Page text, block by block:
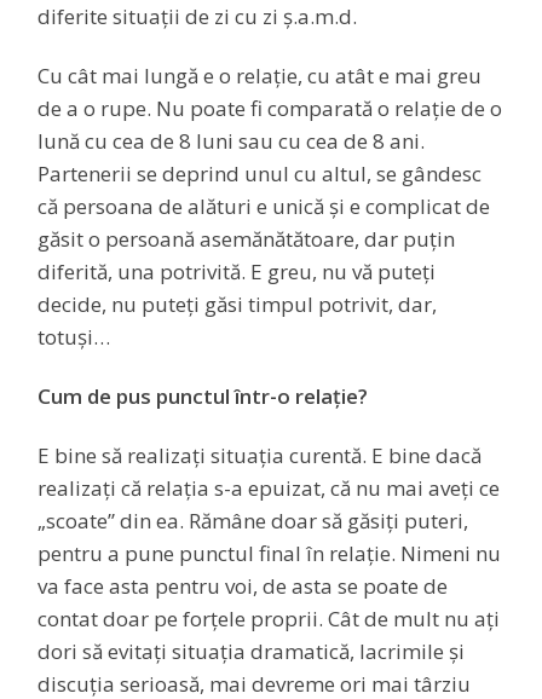
diferite situații de zi cu zi ș.a.m.d.
Cu cât mai lungă e o relație, cu atât e mai greu
de a o rupe. Nu poate fi comparată o relație de o
lună cu cea de 8 luni sau cu cea de 8 ani.
Partenerii se deprind unul cu altul, se gândesc
că persoana de alături e unică și e complicat de
găsit o persoană asemănătătoare, dar puțin
diferită, una potrivită. E greu, nu vă puteți
decide, nu puteți găsi timpul potrivit, dar,
totuși…
Cum de pus punctul într-o relație?
E bine să realizați situația curentă. E bine dacă
realizați că relația s-a epuizat, că nu mai aveți ce
„scoate” din ea. Rămâne doar să găsiți puteri,
pentru a pune punctul final în relație. Nimeni nu
va face asta pentru voi, de asta se poate de
contat doar pe forțele proprii. Cât de mult nu ați
dori să evitați situația dramatică, lacrimile și
discuția serioasă, mai devreme ori mai târziu